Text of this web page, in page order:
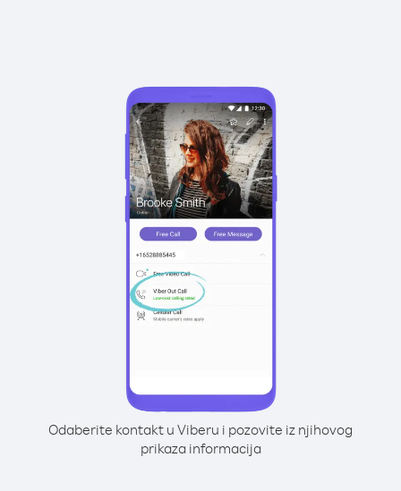
Odaberite kontakt u Viberu i pozovite iz njihovog
prikaza informacija